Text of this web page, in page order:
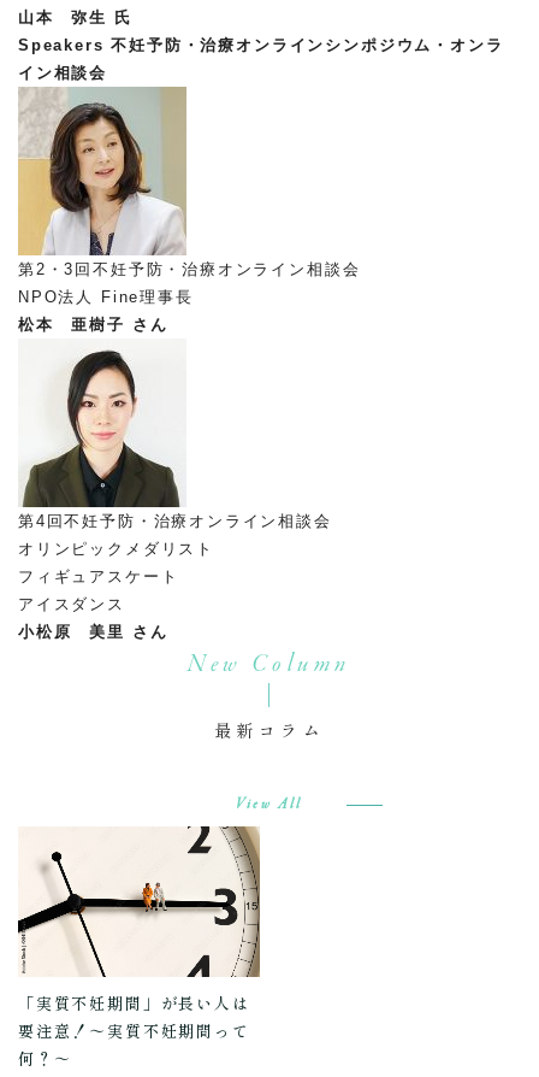
山本 弥生 氏
Speakers 不妊予防・治療オンラインシンポジウム・オンラ
イン相談会
第2・3回不妊予防・治療オンライン相談会
NPO法人 Fine理事長
松本 亜樹子 さん
第4回不妊予防・治療オンライン相談会
オリンピックメダリスト
フィギュアスケート
アイスダンス
小松原 美里 さん
New Column
最新コラム
View All
「実質不妊期間」が長い人は
要注意！～実質不妊期間って
何？～